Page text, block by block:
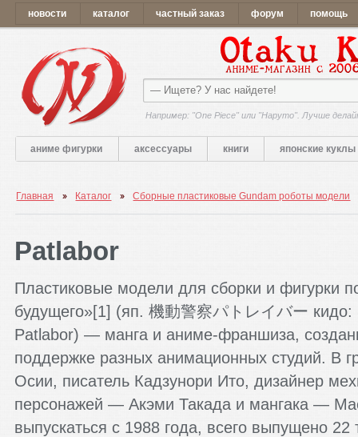
новости каталог частный заказ форум помощь
Например: "One Piece" или "Наруто". Лучше
аниме фигурки аксессуары книги японские куклы
Главная Каталог Сборные пластиковые Gundam роботы модели
Patlabor
Пластиковые модели для сборки и фигурки
будущего»[1] (яп. 機動警察パトレイバー кидо:
Patlabor) — манга и аниме-франшиза,
поддержке разных анимационных студий. В
Осии, писатель Кадзунори Ито, дизайнер
персонажей — Акэми Такада и мангака —
выпускаться с 1988 года, всего выпущено